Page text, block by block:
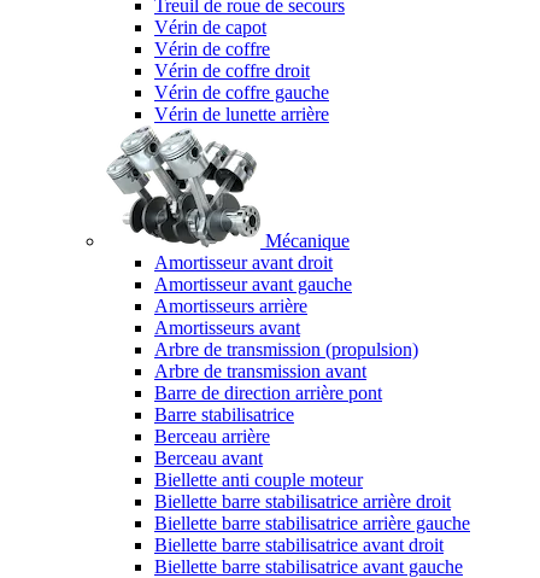
Treuil de roue de secours
Vérin de capot
Vérin de coffre
Vérin de coffre droit
Vérin de coffre gauche
Vérin de lunette arrière
Mécanique
Amortisseur avant droit
Amortisseur avant gauche
Amortisseurs arrière
Amortisseurs avant
Arbre de transmission (propulsion)
Arbre de transmission avant
Barre de direction arrière pont
Barre stabilisatrice
Berceau arrière
Berceau avant
Biellette anti couple moteur
Biellette barre stabilisatrice arrière droit
Biellette barre stabilisatrice arrière gauche
Biellette barre stabilisatrice avant droit
Biellette barre stabilisatrice avant gauche